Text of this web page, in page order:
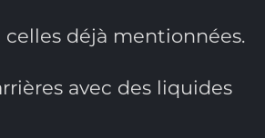
déjà mentionnées.
avec des liquides